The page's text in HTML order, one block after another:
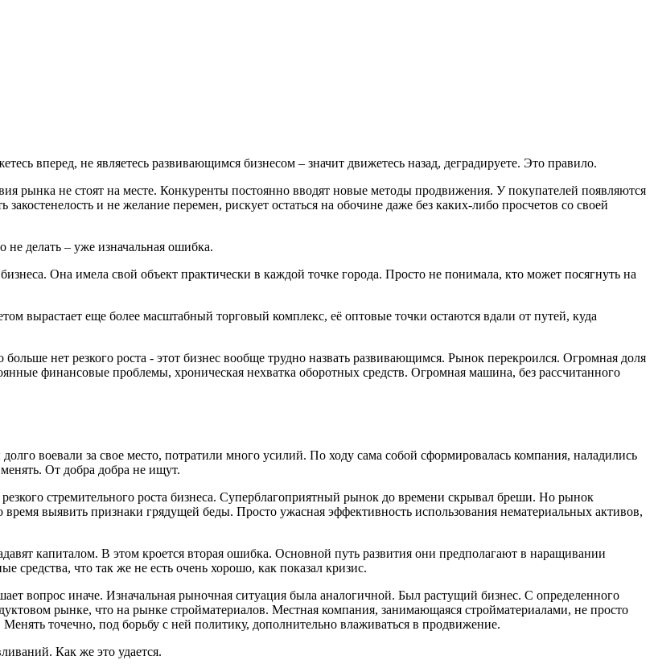
вперед, не являетесь развивающимся бизнесом – значит движетесь назад, деградируете. Это правило.
рынка не стоят на месте. Конкуренты постоянно вводят новые методы продвижения. У покупателей появляются
и не желание перемен, рискует остаться на обочине даже без каких-либо просчетов со своей
не делать – уже изначальная ошибка.
Она имела свой объект практически в каждой точке города. Просто не понимала, кто может посягнуть на
вырастает еще более масштабный торговый комплекс, её оптовые точки остаются вдали от путей, куда
нет резкого роста - этот бизнес вообще трудно назвать развивающимся. Рынок перекроился. Огромная доля
финансовые проблемы, хроническая нехватка оборотных средств. Огромная машина, без рассчитанного
воевали за свое место, потратили много усилий. По ходу сама собой сформировалась компания, наладились
От добра добра не ищут.
стремительного роста бизнеса. Суперблагоприятный рынок до времени скрывал бреши. Но рынок
выявить признаки грядущей беды. Просто ужасная эффективность использования нематериальных активов,
капиталом. В этом кроется вторая ошибка. Основной путь развития они предполагают в наращивании
что так же не есть очень хорошо, как показал кризис.
вопрос иначе. Изначальная рыночная ситуация была аналогичной. Был растущий бизнес. С определенного
рынке, что на рынке стройматериалов. Местная компания, занимающаяся стройматериалами, не просто
точечно, под борьбу с ней политику, дополнительно влаживаться в продвижение.
Как же это удается.